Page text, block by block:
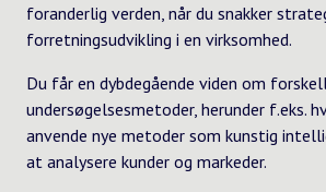
foranderlig verden, når du snakker
forretningsudvikling i en virksomhed.
Du får en dybdegående viden om
undersøgelsesmetoder, herunder f.eks.
anvende nye metoder som kunstig
at analysere kunder og markeder.